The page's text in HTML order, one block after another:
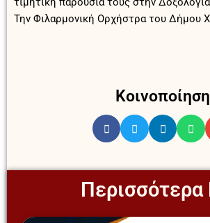
Την Φιλαρμονική Ορχήστρα του Δήμου
Κοινοποίηση